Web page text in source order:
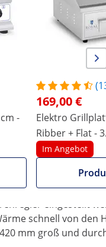
-
169,00 €
Elektro
Ribber + Flat -
Im Angebot
Elektrogrill
gehalten wird.
sehr schnell
eingestellt
schnell von den
mm groß und